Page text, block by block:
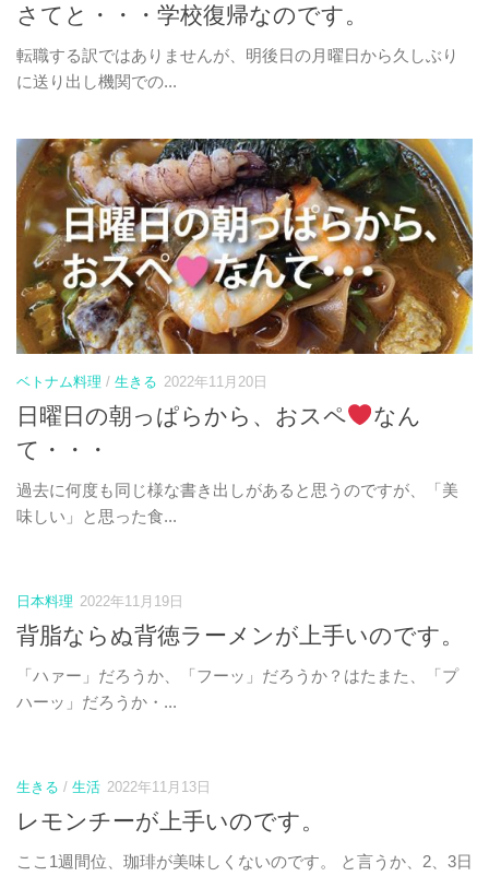
さてと・・・学校復帰なのです。
転職する訳ではありませんが、明後日の月曜日から久しぶり
に送り出し機関での...
ベトナム料理 / 生きる 2022年11月20日
日曜日の朝っぱらから、おスペ
なん
て・・・
過去に何度も同じ様な書き出しがあると思うのですが、「美
味しい」と思った食...
日本料理 2022年11月19日
背脂ならぬ背徳ラーメンが上手いのです。
「ハァー」だろうか、「フーッ」だろうか？はたまた、「プ
ハーッ」だろうか・...
生きる / 生活 2022年11月13日
レモンチーが上手いのです。
ここ1週間位、珈琲が美味しくないのです。 と言うか、2、3日